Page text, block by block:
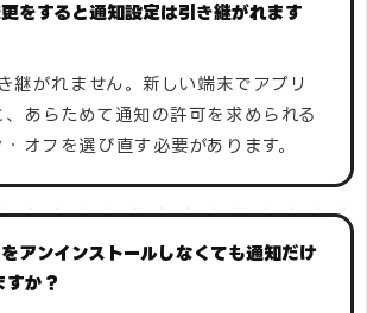
をすると通知設定は引き継がれます
継がれません。新しい端末でアプリ
あらためて通知の許可を求められる
オフを選び直す必要があります。
アンインストールしなくても通知だけ
すか？